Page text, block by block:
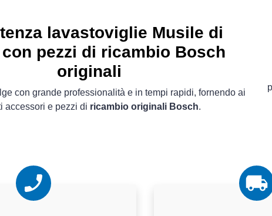
lavastoviglie Musile di
pezzi di ricambio Bosch
originali
con grande professionalità e in tempi rapidi, fornendo ai
accessori e pezzi di ricambio originali Bosch.